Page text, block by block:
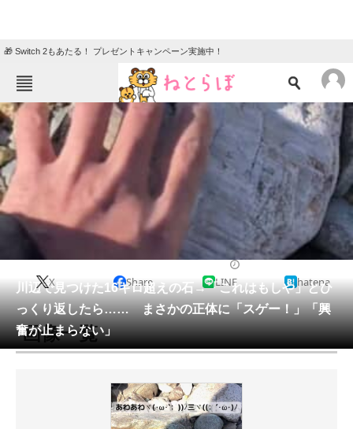
🎁 Switch 2もあたる！ プレゼントキャンペーン実施中！
ねとらぼメニュー
TOP ニュース
エンタメ クイズ
グルメ
住まい
リサーチ
会員記事
メディア
注目記事を集めた総合ページ
ITの今と未来を見通す
スマホと通信の最新トレンド
川辺で見つけた16キロ超えの石→「これはもしや」とひ
っくり返したら…… まさかの正体に「スゲー！」「興
奮が止まらない」
X Share LINE hatena
画像一覧